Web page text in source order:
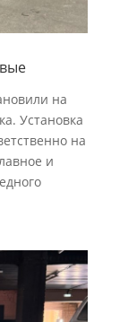
на
Установка
на
и